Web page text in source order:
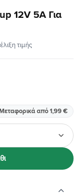
12V 5A Για
τιμής
από 1,99 €